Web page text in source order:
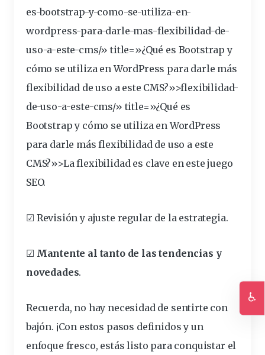
es-bootstrap-y-como-se-utiliza-en-
wordpress-para-darle-mas-flexibilidad-de-
uso-a-este-cms/» title=»¿Qué es Bootstrap y
cómo se utiliza en WordPress para darle más
flexibilidad de uso a este CMS?»>flexibilidad-
de-uso-a-este-cms/» title=»¿Qué es
Bootstrap y cómo se utiliza en WordPress
para darle más flexibilidad de uso a este
CMS?»>La flexibilidad es clave en este juego
SEO.
☑ Revisión y ajuste regular de la estrategia.
☑ Mantente al tanto de las tendencias y
novedades.
Recuerda, no hay necesidad de sentirte con
bajón. ¡Con estos pasos definidos y un
enfoque fresco, estás listo para conquistar el
♿